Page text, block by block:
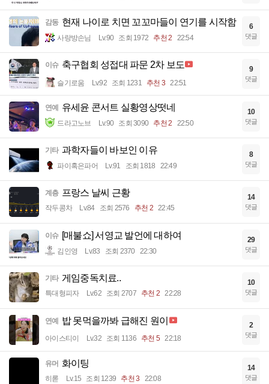
감동 현재 나이로 치면 꼬꼬마들이 연기를 시작함
사랑방손님 Lv.90 조회 1972 추천 2 22:54
6
댓글
이슈 축구협회 성접대 파문 2차 보도
슬기로움 Lv.92 조회 1231 추천 3 22:51
9
댓글
연예 유세윤 콘서트 실황영상떳네
드라고노브 Lv.90 조회 3090 추천 2 22:50
10
댓글
기타 과학자들이 바보인 이유
파이혹은파어 Lv.91 조회 1818 22:49
8
댓글
계층 프랑스 날씨 근황
작두콩차 Lv.84 조회 2576 추천 2 22:45
14
댓글
이슈 [매불쇼] 서영교 발언에 대하여
김인영 Lv.83 조회 2370 22:30
29
댓글
기타 게임중독치료..
특대형피자 Lv.62 조회 2707 추천 2 22:28
10
댓글
연예 밥 못먹을까봐 급해진 원이
아이스티이 Lv.32 조회 1136 추천 5 22:18
2
댓글
유머 화이팅
히롣 Lv.15 조회 1239 추천 3 22:08
14
댓글